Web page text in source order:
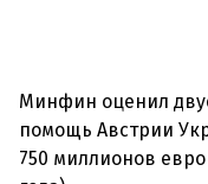
Минфин оценил
помощь Австрии
750 миллионов